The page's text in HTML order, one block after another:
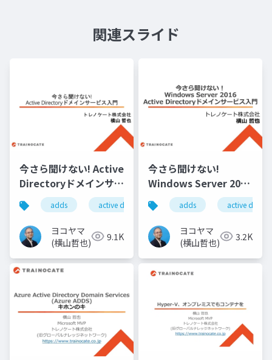
関連スライド
今さら聞けない! Active
Directoryドメインサー
ビス入門adds active directory windows server
ヨコヤマ
(横山哲也)
9.1K
今さら聞けない!
Windows Server 2016
Active Directoryドメ
インサービス入門
adds active
ヨコヤマ
(横山哲也)
3.2K